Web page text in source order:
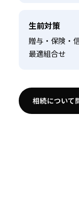
生前対策
贈与・保険・
最適組合せ
相続について
300